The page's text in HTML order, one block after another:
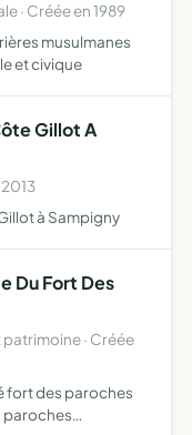
· Créée en 1989
musulmanes
et civique
Gillot A
à Sampigny
Du Fort Des
patrimoine · Créée
fort des paroches
paroches